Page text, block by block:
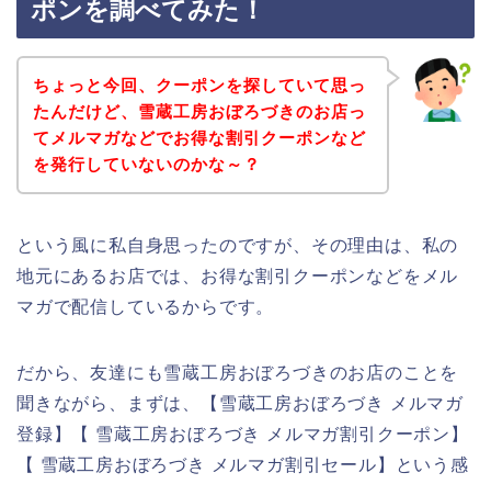
ポンを調べてみた！
ちょっと今回、クーポンを探していて思っ
たんだけど、雪蔵工房おぼろづきのお店っ
てメルマガなどでお得な割引クーポンなど
を発行していないのかな～？
という風に私自身思ったのですが、その理由は、私の
地元にあるお店では、お得な割引クーポンなどをメル
マガで配信しているからです。
だから、友達にも雪蔵工房おぼろづきのお店のことを
聞きながら、まずは、【雪蔵工房おぼろづき メルマガ
登録】【 雪蔵工房おぼろづき メルマガ割引クーポン】
【 雪蔵工房おぼろづき メルマガ割引セール】という感